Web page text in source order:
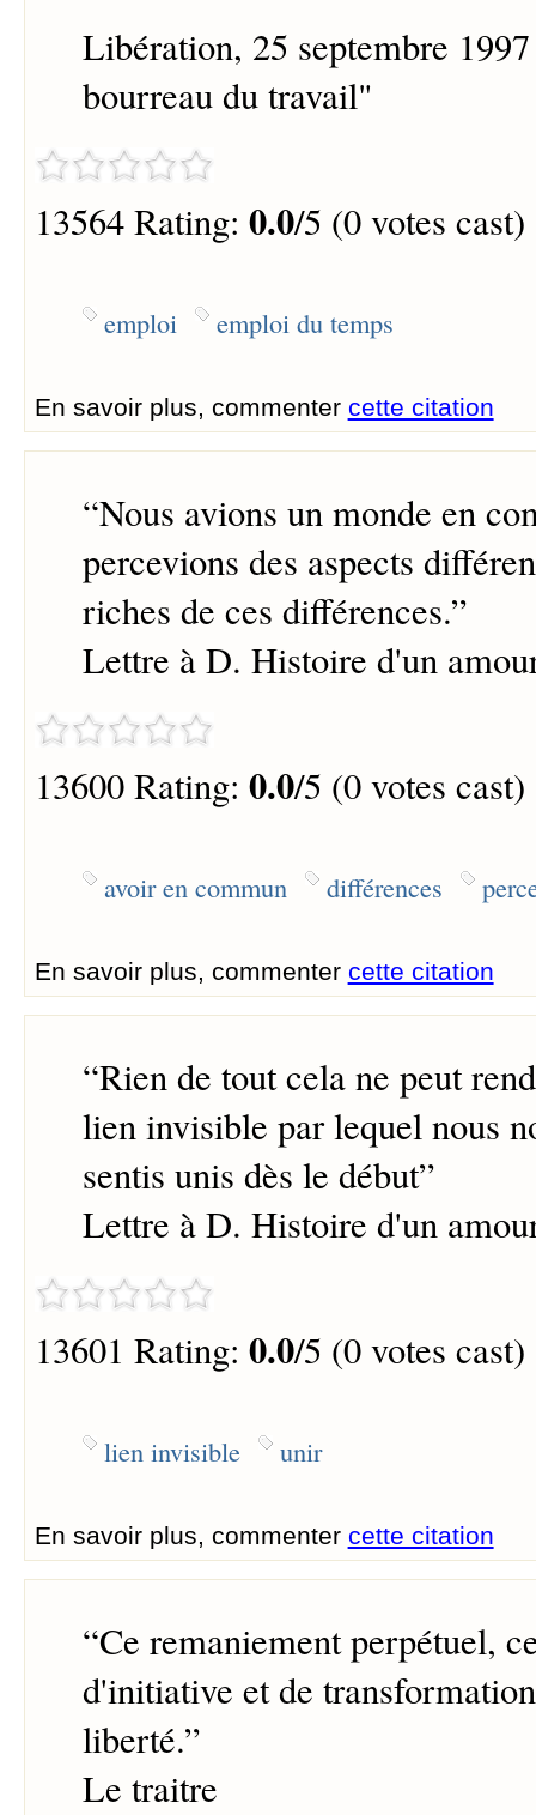
Libération, 25 septembre
bourreau du travail"
13564 Rating: 0.0/5 (0 votes cast)
emploi emploi du temps
En savoir plus, commenter cette citation
“Nous avions un monde en
percevions des aspects
riches de ces différences.”
Lettre à D. Histoire d'un
13600 Rating: 0.0/5 (0 votes cast)
avoir en commun différences
En savoir plus, commenter cette citation
“Rien de tout cela ne peut
lien invisible par lequel nous
sentis unis dès le début”
Lettre à D. Histoire d'un
13601 Rating: 0.0/5 (0 votes cast)
lien invisible unir
En savoir plus, commenter cette citation
“Ce remaniement perpétuel,
d'initiative et de
liberté.”
Le traitre